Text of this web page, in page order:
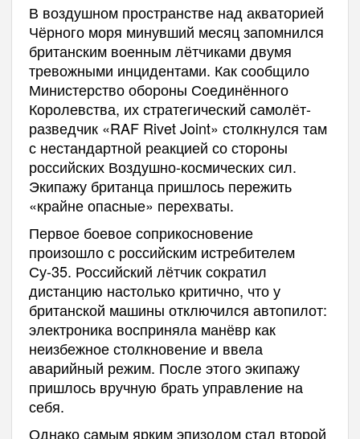
В воздушном пространстве над акваторией
Чёрного моря минувший месяц запомнился
британским военным лётчиками двумя
тревожными инцидентами. Как сообщило
Министерство обороны Соединённого
Королевства, их стратегический самолёт-
разведчик «RAF Rivet Joint» столкнулся там
с нестандартной реакцией со стороны
российских Воздушно-космических сил.
Экипажу британца пришлось пережить
«крайне опасные» перехваты.
Первое боевое соприкосновение
произошло с российским истребителем
Су-35. Российский лётчик сократил
дистанцию настолько критично, что у
британской машины отключился автопилот:
электроника восприняла манёвр как
неизбежное столкновение и ввела
аварийный режим. После этого экипажу
пришлось вручную брать управление на
себя.
Однако самым ярким эпизодом стал второй